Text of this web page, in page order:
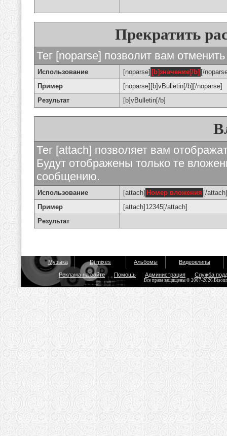
Прекратить
Тег [noparse] позволит вам
Использование [noparse] [b]значение[/b] [/
Пример
[noparse][b]vBulletin[/b][/noparse]
Результат
[b]vBulletin[/b]
Тег [attach] позволяет вам
Будут отображены только те
сообщению.
Использование [attach] Номер вложения [/attach]
Пример
[attach]12345[/attach]
Результат
Музыка Dj mixes Альбомы Видеоклипы
Реклама на сайте Помощь Администрация Служба
Все права защищены © 2007-2026